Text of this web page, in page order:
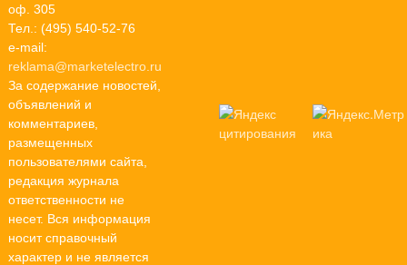
оф. 305
Тел.: (495) 540-52-76
e-mail:
reklama@marketelectro.ru
За содержание новостей,
объявлений и
комментариев,
размещенных
пользователями сайта,
редакция журнала
ответственности не
несет. Вся информация
носит справочный
характер и не является